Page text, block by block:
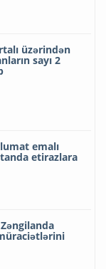
üzərindən
sayı 2
emalı
etirazlara